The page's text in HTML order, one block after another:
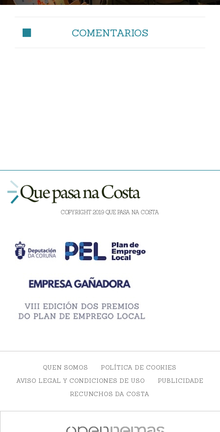
COMENTARIOS
COPYRIGHT 2019 QUE PASA NA COSTA
QUEN SOMOS
POLÍTICA DE COOKIES
AVISO LEGAL Y CONDICIONES DE USO
PUBLICIDADE
RECUNCHOS DA COSTA